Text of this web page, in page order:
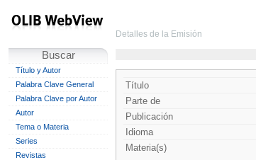
Buscar
Título y Autor
Palabra Clave General
Palabra Clave por Autor
Autor
Tema o Materia
Series
Revistas
Detalles de la Emisión
Título
Parte de
Publicación
Idioma
Materia(s)